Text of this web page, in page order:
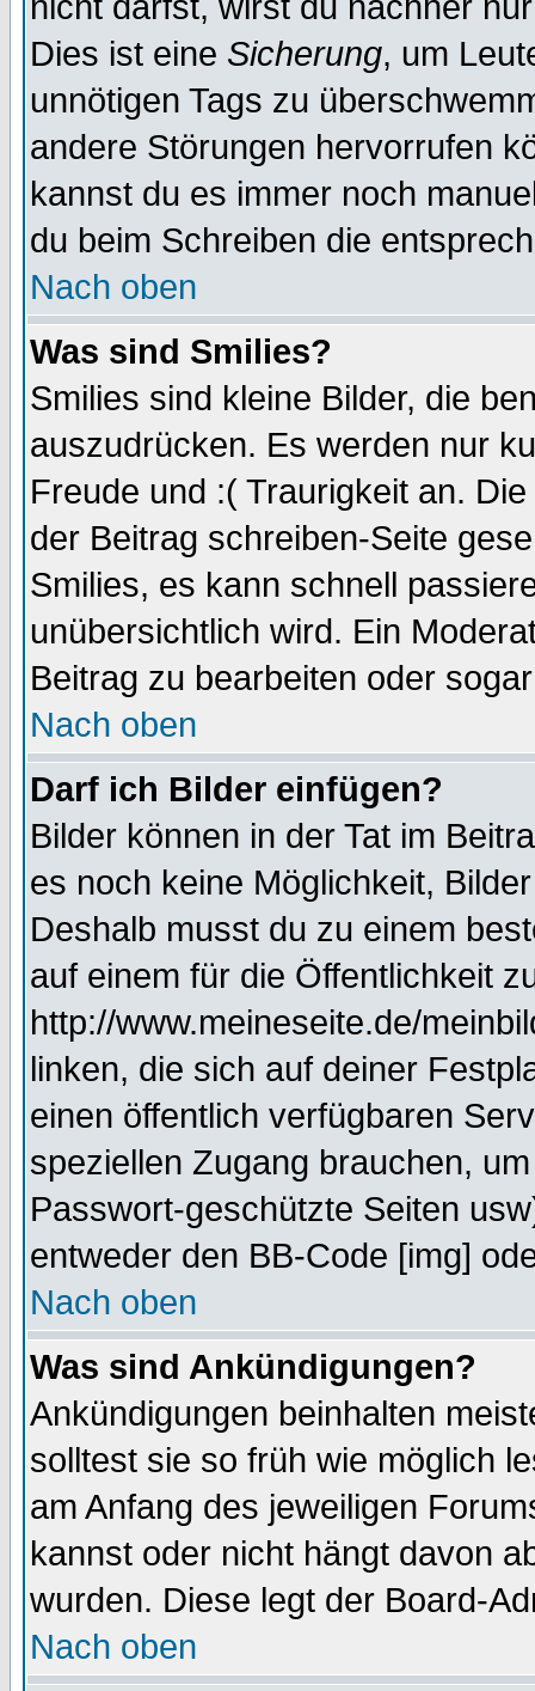
Dies ist eine Sicherung, um
unnötigen Tags zu
andere Störungen hervorrufen
kannst du es immer noch
du beim Schreiben die
Nach oben
Was sind Smilies?
Smilies sind kleine Bilder, die
auszudrücken. Es werden nur
Freude und :( Traurigkeit an.
der Beitrag schreiben-Seite
Smilies, es kann schnell
unübersichtlich wird. Ein
Beitrag zu bearbeiten oder
Nach oben
Darf ich Bilder einfügen?
Bilder können in der Tat im
es noch keine Möglichkeit,
Deshalb musst du zu einem
auf einem für die Öffentlichkeit
http://www.meineseite.de/
linken, die sich auf deiner
einen öffentlich verfügbaren
speziellen Zugang brauchen,
Passwort-geschützte Seiten
entweder den BB-Code [img]
Nach oben
Was sind Ankündigungen?
Ankündigungen beinhalten
solltest sie so früh wie möglich
am Anfang des jeweiligen
kannst oder nicht hängt davon
wurden. Diese legt der Board-
Nach oben